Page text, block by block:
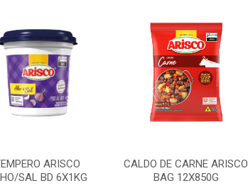
ARISCO
SAL BD 6X1KG
CALDO DE CARNE ARISCO
BAG 12X850G